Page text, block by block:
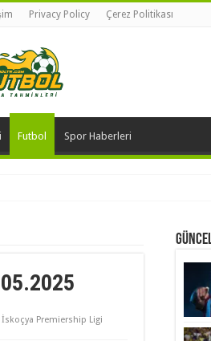
Privacy Policy Çerez Politikası
Futbol Spor Haberleri
İskoçya Premiership Ligi